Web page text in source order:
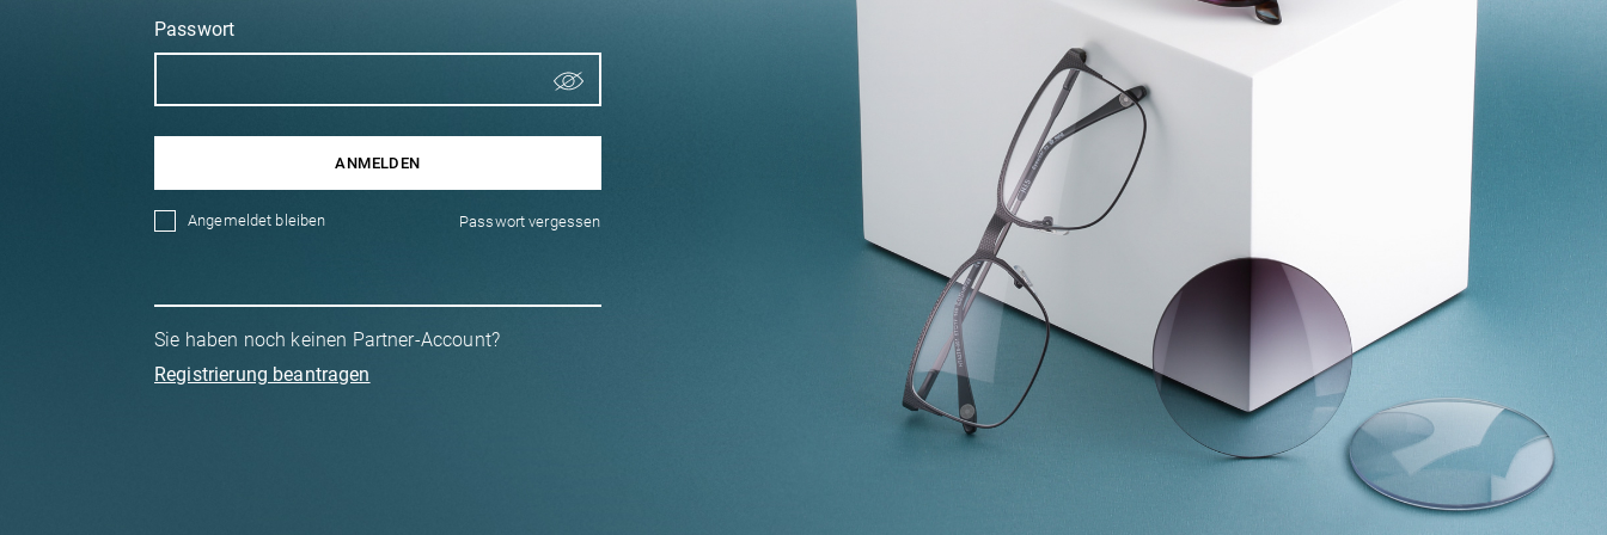
Passwort
ANMELDEN
Angemeldet bleiben Passwort vergessen
Sie haben noch keinen Partner-Account?
Registrierung beantragen